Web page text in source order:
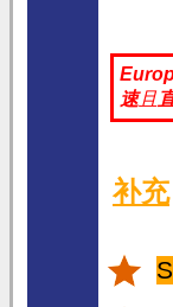
速且
补充